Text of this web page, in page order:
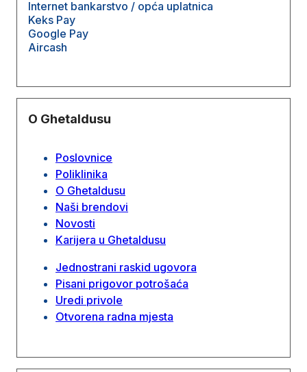
Internet bankarstvo / opća uplatnica
Keks Pay
Google Pay
Aircash
O Ghetaldusu
Poslovnice
Poliklinika
O Ghetaldusu
Naši brendovi
Novosti
Karijera u Ghetaldusu
Jednostrani raskid ugovora
Pisani prigovor potrošaća
Uredi privole
Otvorena radna mjesta